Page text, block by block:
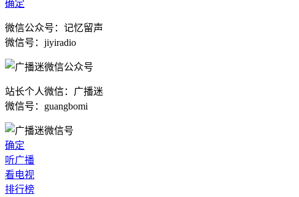
确定
微信公众号：记忆留声
微信号：jiyiradio
站长个人微信：广播迷
微信号：guangbomi
确定
听广播
看电视
排行榜